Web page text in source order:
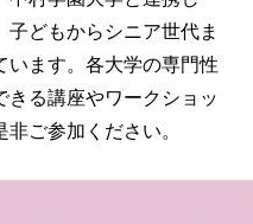
どもからシニア世代ま
います。各大学の専門性
きる講座やワークショッ
ご参加ください。